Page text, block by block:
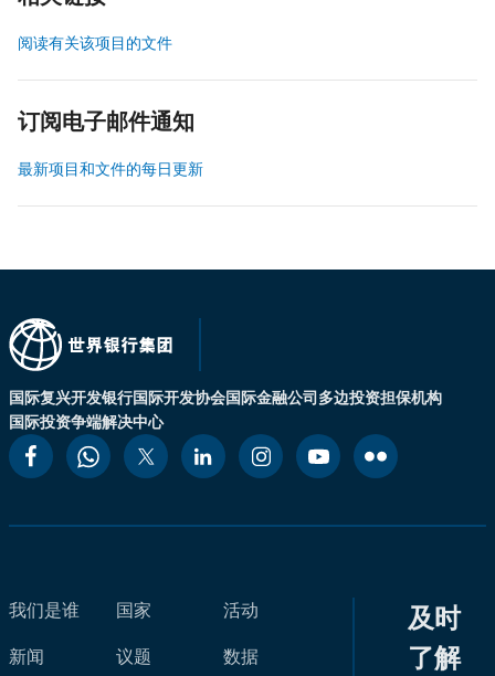
阅读有关该项目的文件
订阅电子邮件通知
最新项目和文件的每日更新
国际复兴开发银行国际开发协会国际金融公司多边投资担保机构
国际投资争端解决中心
我们是谁
新闻
国家
议题
活动
数据
及时
了解